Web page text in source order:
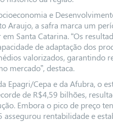
e
Araujo, a safra marca um
Santa Catarina. “Os
de adaptação dos
valorizados, garantindo
mercado”, destaca.
Epagri/Cepa e da Afubra, o
de R$4,59 bilhões,
Embora o pico de preço
rentabilidade e